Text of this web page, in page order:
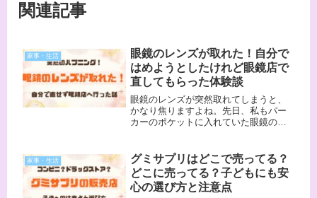
関連記事
家事・生活
眼鏡のレンズが取れた！自分で
はめようとしたけれど眼鏡店で
直してもらった体験談
眼鏡のレンズが突然取れてしまうと、
かなり焦りますよね。先日、私もパー
カーのポケットに入れていた眼鏡のレ
に傷がついたり、フレームが破損した
りしそうで怖くなり断念。眼鏡店へ持
っ...
家事・生活
グミサプリはどこで売ってる？
どこに売ってる？子どもにも安
心の選び方と注意点